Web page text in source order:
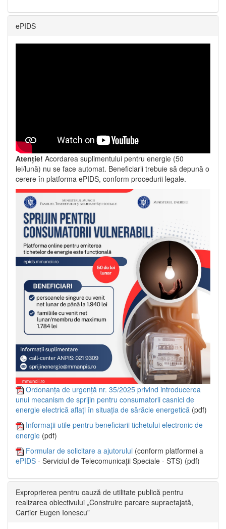
ePIDS
Atenție! Acordarea suplimentului pentru energie (50
lei/lună) nu se face automat. Beneficiarii trebuie să depună o
cerere în platforma ePIDS, conform procedurii legale.
Ordonanța de urgență nr. 35/2025 privind introducerea
unui mecanism de sprijin pentru consumatorii casnici de
energie electrică aflați în situația de sărăcie energetică (pdf)
Informații utile pentru beneficiarii tichetului electronic de
energie (pdf)
Formular de solicitare a ajutorului (conform platformei a
ePIDS - Serviciul de Telecomunicații Speciale - STS) (pdf)
Exproprierea pentru cauză de utilitate publică pentru
realizarea obiectivului „Construire parcare supraetajată,
Cartier Eugen Ionescu”